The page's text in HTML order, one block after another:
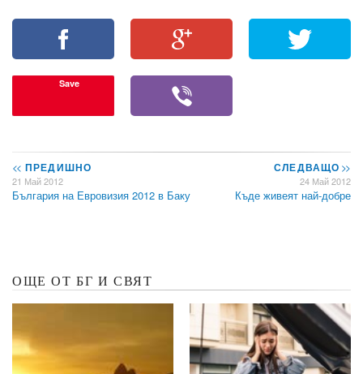
Save
<< ПРЕДИШНО
21 Май 2012
България на Евровизия 2012 в Баку
СЛЕДВАЩО>>
24 Май 2012
Къде живеят най-добре
ОЩЕ ОТ БГ И СВЯТ